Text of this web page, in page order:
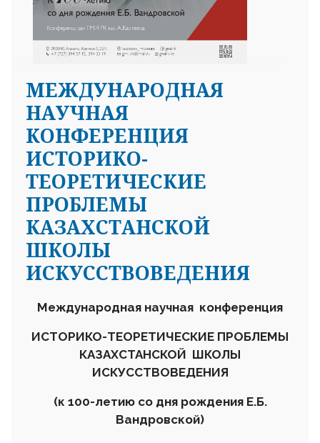
МЕЖДУНАРОДНАЯ
НАУЧНАЯ
КОНФЕРЕНЦИЯ
ИСТОРИКО-
ТЕОРЕТИЧЕСКИЕ
ПРОБЛЕМЫ
КАЗАХСТАНСКОЙ
ШКОЛЫ
ИСКУССТВОВЕДЕНИЯ
Международная научная конференция
ИСТОРИКО-ТЕОРЕТИЧЕСКИЕ ПРОБЛЕМЫ
КАЗАХСТАНСКОЙ ШКОЛЫ
ИСКУССТВОВЕДЕНИЯ
(к 100-летию со дня рождения Е.Б.
Вандровской)